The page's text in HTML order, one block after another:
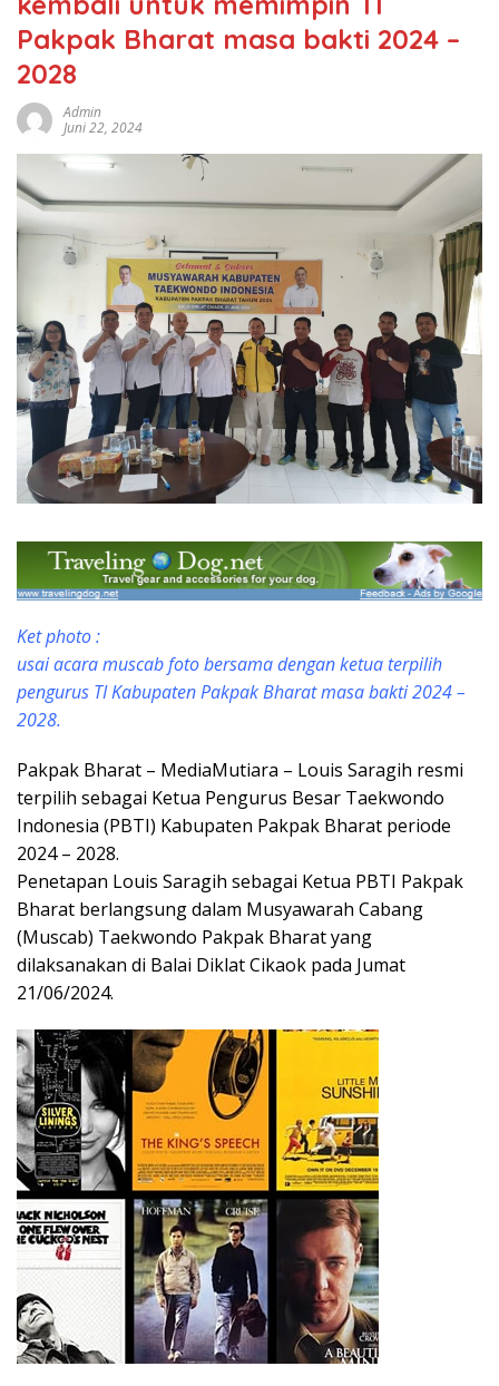
Pakpak Bharat masa bakti 2024 –
2028
Admin
Juni 22, 2024
Ket photo :
usai acara muscab foto bersama dengan ketua terpilih
pengurus TI Kabupaten Pakpak Bharat masa bakti 2024 –
2028.
Pakpak Bharat – MediaMutiara – Louis Saragih resmi
terpilih sebagai Ketua Pengurus Besar Taekwondo
Indonesia (PBTI) Kabupaten Pakpak Bharat periode
2024 – 2028.
Penetapan Louis Saragih sebagai Ketua PBTI Pakpak
Bharat berlangsung dalam Musyawarah Cabang
(Muscab) Taekwondo Pakpak Bharat yang
dilaksanakan di Balai Diklat Cikaok pada Jumat
21/06/2024.